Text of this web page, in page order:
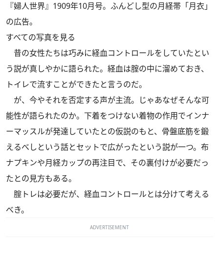
『婦人世界』1909年10月号。ふんどし型の月経帯「月衣」
の広告。
すべての写真を見る
昔の女性たちは巧みに経血コントロールをしていたとい
う説が真しやかに語られた。経血は腟の中に溜めておき、
トイレで流すことができたと言うのだ。
が、今やそれを否定する声が主流。じゃあなぜそんな可
能性が語られたのか。下着をつけない着物の作用でインナ
ーマッスルが発達していたとの仮説のもと、骨盤底筋を鍛
えるべしという話とセットで広がったという説が一つ。布
ナプキンや月経カップの再注目で、その裏付けが必要だっ
たとの見方もある。
腟トレは必要だが、経血コントロールとは分けて考える
べき。
ADVERTISEMENT